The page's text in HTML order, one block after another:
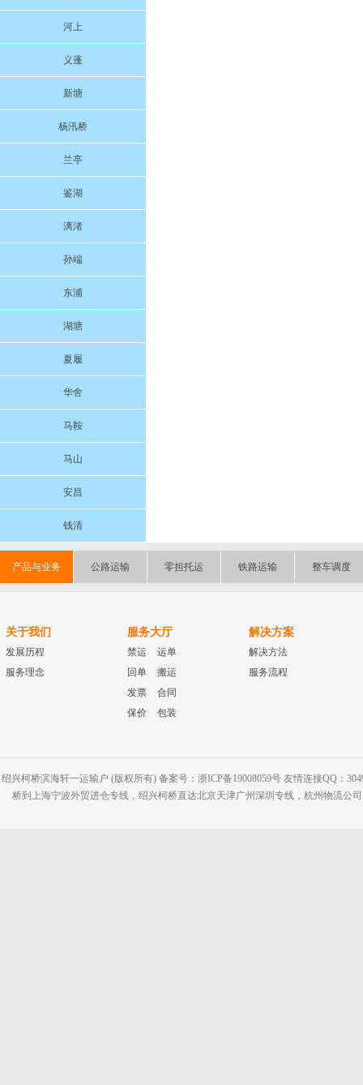
河上
义蓬
新塘
杨汛桥
兰亭
鉴湖
漓渚
孙端
东浦
湖塘
夏履
华舍
马鞍
马山
安昌
钱清
产品与业务 公路运输 零担托运 铁路运输 整车调度
关于我们
发展历程
服务理念
服务大厅
禁运
运单
回单
搬运
发票
合同
保价
包装
解决方案
解决方法
服务流程
绍兴柯桥滨海轩一运输户 (版权所有) 备案号：浙ICP备19008059号 友情连接QQ：
桥到上海宁波外贸进仓专线，绍兴柯桥直达北京天津广州深圳专线，杭州物流公